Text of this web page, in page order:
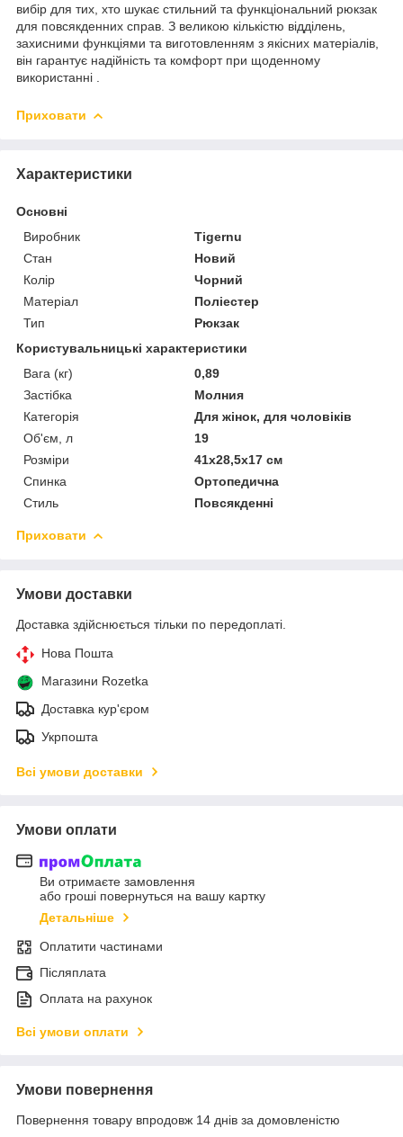
вибір для тих, хто шукає стильний та функціональний рюкзак
для повсякденних справ. З великою кількістю відділень,
захисними функціями та виготовленням з якісних матеріалів,
він гарантує надійність та комфорт при щоденному
використанні .
Приховати
Характеристики
Основні
Виробник
Tigernu
Стан
Новий
Колір
Чорний
Матеріал
Поліестер
Тип
Рюкзак
Користувальницькі характеристики
Вага (кг)
0,89
Застібка
Молния
Категорія
Для жінок, для чоловіків
Об'єм, л
19
Розміри
41х28,5х17 см
Спинка
Ортопедична
Стиль
Повсякденні
Приховати
Умови доставки
Доставка здійснюється тільки по передоплаті.
Нова Пошта
Магазини Rozetka
Доставка кур'єром
Укрпошта
Всі умови доставки
Умови оплати
Ви отримаєте замовлення
або гроші повернуться на вашу картку
Детальніше
Оплатити частинами
Післяплата
Оплата на рахунок
Всі умови оплати
Умови повернення
Повернення товару впродовж 14 днів за домовленістю